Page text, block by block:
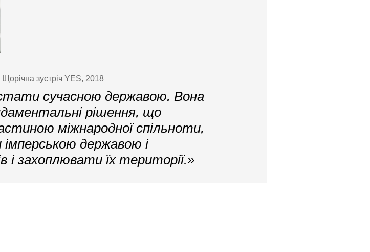
зустріч YES, 2018
сучасною державою. Вона
рішення, що
міжнародної спільноти,
державою і
і захоплювати їх території.»